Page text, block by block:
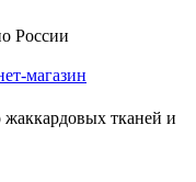
России
магазин
жаккардовых тканей и